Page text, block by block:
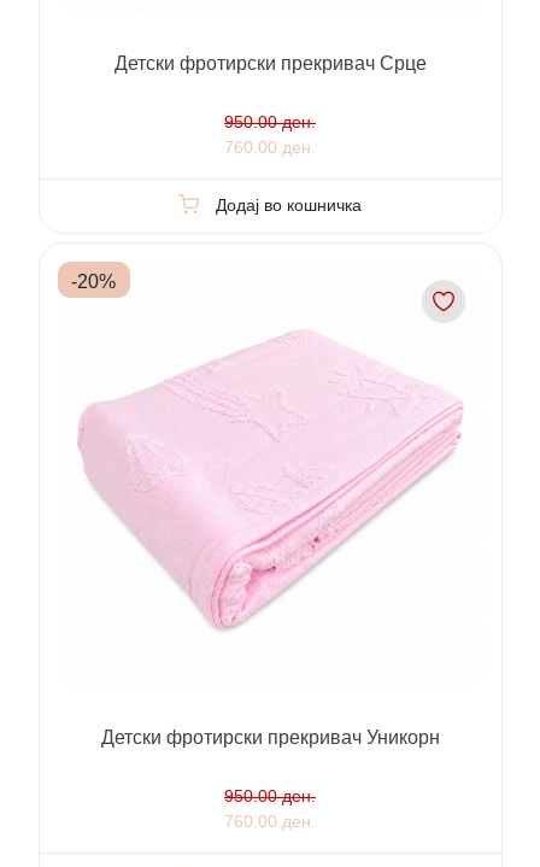
Детски фротирски прекривач Срце
950.00 ден.
760.00 ден.
Додај во кошничка
-20%
Детски фротирски прекривач Уникорн
950.00 ден.
760.00 ден.